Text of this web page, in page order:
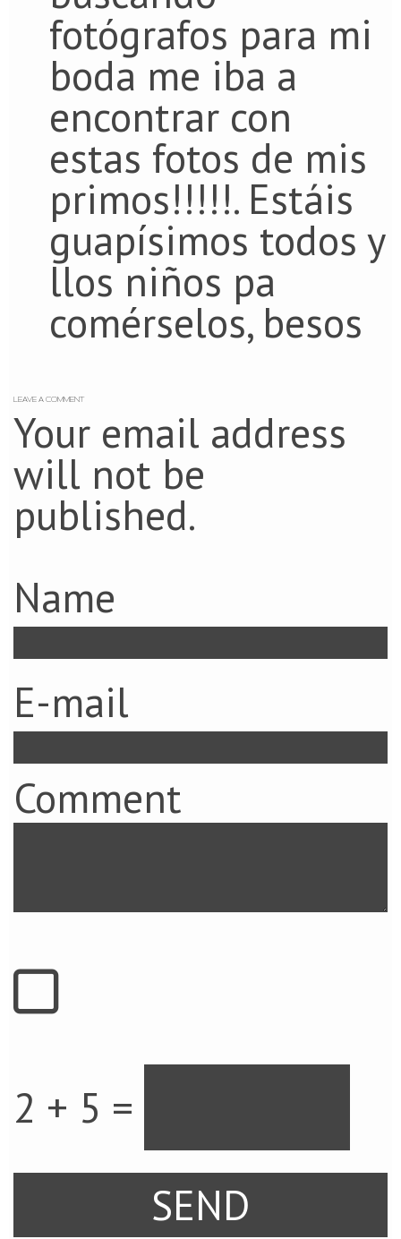
fotógrafos para mi
boda me iba a
encontrar con
estas fotos de mis
primos!!!!!. Estáis
guapísimos todos y
llos niños pa
comérselos, besos
LEAVE A COMMENT
Your email address
will not be
published.
Name
E-mail
Comment
2 + 5 =